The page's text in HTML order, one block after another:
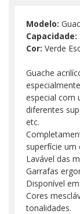
Modelo:
Capacidade:
Cor: Verde
Guache
especial com
diferentes
etc.
superfície um
Lavável das
Garrafas
Disponível
Cores
tonalidades.